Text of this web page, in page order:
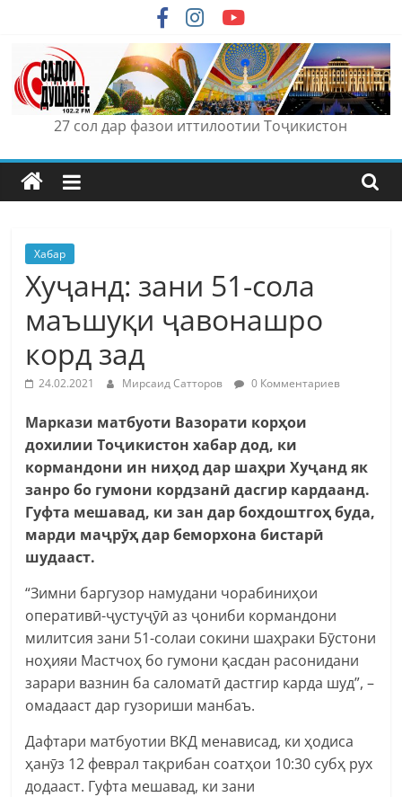
content
27 сол дар фазои иттилоотии Тоҷикистон
Хабар
Хуҷанд: зани 51-сола
маъшуқи ҷавонашро
корд зад
24.02.2021 Мирсаид Сатторов 0 Комментариев
Маркази матбуоти Вазорати корҳои
дохилии Тоҷикистонхабар дод, ки
кормандони ин ниҳод дар шаҳри Хуҷанд як
занро бо гумони кордзанӣ дасгир кардаанд.
Гуфта мешавад, ки зан дар бохдоштгоҳ буда,
марди маҷрӯҳ дар беморхона бистарӣ
шудааст.
“Зимни баргузор намудани чорабиниҳои
оперативӣ-ҷустуҷӯӣ аз ҷониби кормандони
милитсия зани 51-солаи сокини шаҳраки Бӯстони
ноҳияи Мастчоҳ бо гумони қасдан расонидани
зарари вазнин ба саломатӣ дастгир карда шуд”, –
омадааст дар гузориши манбаъ.
Дафтари матбуотии ВКД менависад, ки ҳодиса
ҳанӯз 12 феврал тақрибан соатҳои 10:30 субҳ рух
додааст. Гуфта мешавад, ки зани